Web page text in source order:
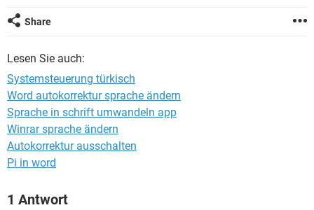
Share
Lesen Sie auch:
Systemsteuerung türkisch
Word autokorrektur sprache ändern
Sprache in schrift umwandeln app
Winrar sprache ändern
Autokorrektur ausschalten
Pi in word
1 Antwort